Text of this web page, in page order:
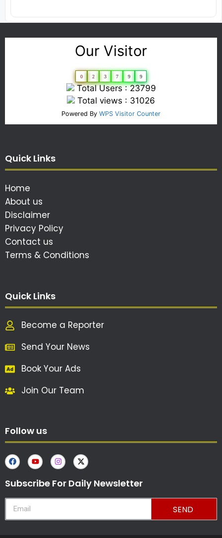
Our Visitor
0 2 3 7 9 9
Total Users : 23799
Total views : 31026
Powered By WPS Visitor Counter
Quick Links
Home
About us
Disclaimer
Privacy Policy
Contact us
Terms & Conditions
Quick Links
Become a Reporter
Send Your News
Book Your Ads
Join Our Team
Follow us
Subscribe For Daily Newsletter
SEND